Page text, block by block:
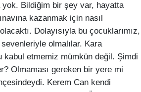
yok. Bildiğim bir şey var, hayatta
kazanmak için nasıl
Dolayısıyla bu çocuklarımız,
olmalılar. Kara
kabul etmemiz mümkün değil. Şimdi
Olmaması gereken bir yere mi
Kerem Can kendi